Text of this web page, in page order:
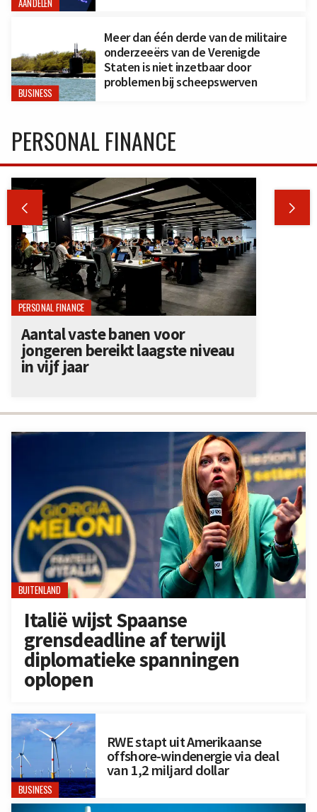
AANDELEN
BUSINESS
Meer dan één derde van de militaire
onderzeeërs van de Verenigde
Staten is niet inzetbaar door
problemen bij scheepswerven
BUITENLAND
Italië wijst Spaanse
grensdeadline af terwijl
diplomatieke spanningen
oplopen
BUSINESS
RWE stapt uit Amerikaanse
offshore-windenergie via deal
van 1,2 miljard dollar
PERSONAL FINANCE
 
PERSONAL FINANCE
Aantal vaste banen voor
jongeren bereikt laagste niveau
in vijf jaar